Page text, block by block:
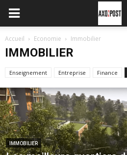
Accueil Economie Immobilier
IMMOBILIER
Enseignement Entreprise Finance
IMMOBILIER